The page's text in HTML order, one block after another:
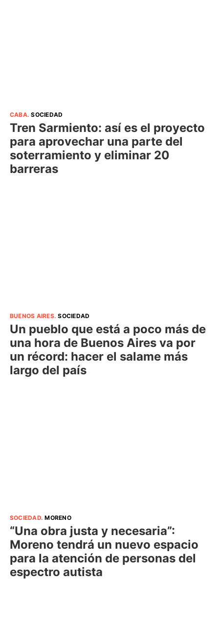
CABA.SOCIEDAD
Tren Sarmiento: así es el proyecto
para aprovechar una parte del
soterramiento y eliminar 20
barreras
BUENOS AIRES.SOCIEDAD
Un pueblo que está a poco más de
una hora de Buenos Aires va por
un récord: hacer el salame más
largo del país
SOCIEDAD.MORENO
“Una obra justa y necesaria”:
Moreno tendrá un nuevo espacio
para la atención de personas del
espectro autista